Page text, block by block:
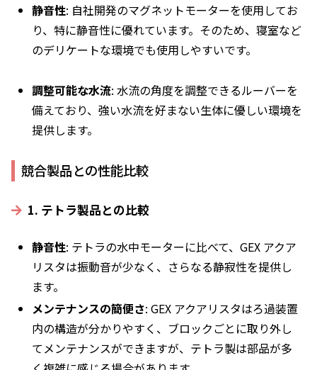
静音性: 自社開発のマグネットモーターを使用してお
り、特に静音性に優れています。そのため、寝室など
のデリケートな環境でも使用しやすいです。
調整可能な水流: 水流の角度を調整できるルーバーを
備えており、強い水流を好まない生体に優しい環境を
提供します。
競合製品との性能比較
1. テトラ製品との比較
静音性: テトラの水中モーターに比べて、GEX アクア
リスタは振動音が少なく、さらなる静寂性を提供し
ます。
メンテナンスの簡便さ: GEX アクアリスタはろ過装置
内の構造が分かりやすく、ブロックごとに取り外し
てメンテナンスができますが、テトラ製は部品が多